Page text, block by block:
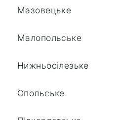
Мазовецьке
Малопольське
Нижньосілезьке
Опольське